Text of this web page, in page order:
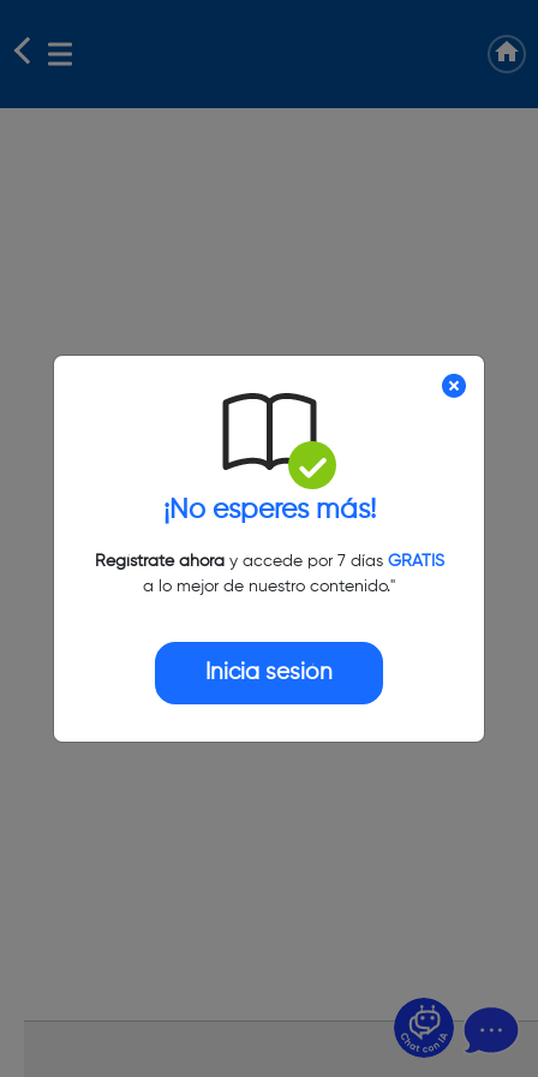
¡No esperes más!
Regístrate ahoray accede por 7 días GRATIS
a lo mejor de nuestro contenido."
Inicia sesión